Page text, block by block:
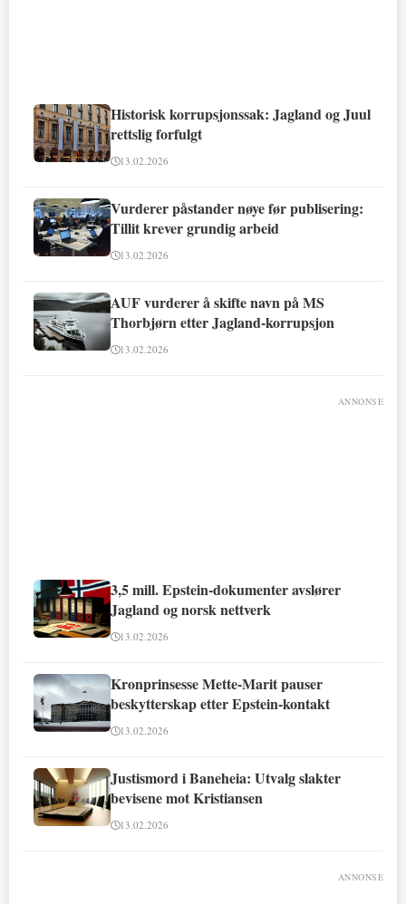
Historisk korrupsjonssak: Jagland og Juul
rettslig forfulgt
13.02.2026
Vurderer påstander nøye før publisering:
Tillit krever grundig arbeid
13.02.2026
AUF vurderer å skifte navn på MS
Thorbjørn etter Jagland-korrupsjon
13.02.2026
ANNONSE
3,5 mill. Epstein-dokumenter avslører
Jagland og norsk nettverk
13.02.2026
Kronprinsesse Mette-Marit pauser
beskytterskap etter Epstein-kontakt
13.02.2026
Justismord i Baneheia: Utvalg slakter
bevisene mot Kristiansen
13.02.2026
ANNONSE